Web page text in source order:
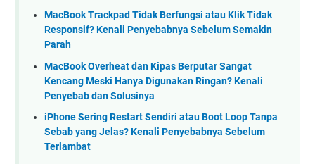
MacBook Trackpad Tidak Berfungsi atau Klik Tidak
Responsif? Kenali Penyebabnya Sebelum Semakin
Parah
MacBook Overheat dan Kipas Berputar Sangat
Kencang Meski Hanya Digunakan Ringan? Kenali
Penyebab dan Solusinya
iPhone Sering Restart Sendiri atau Boot Loop Tanpa
Sebab yang Jelas? Kenali Penyebabnya Sebelum
Terlambat